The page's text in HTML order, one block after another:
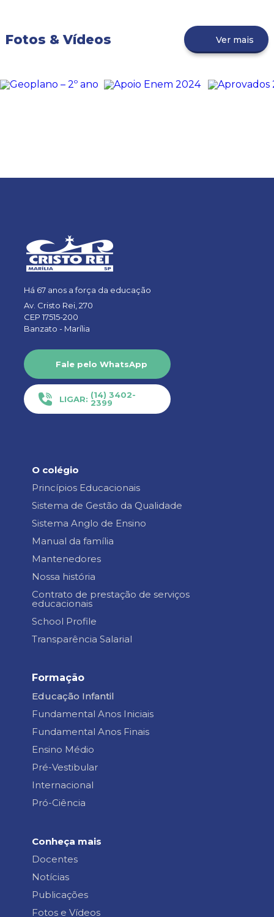
Fotos & Vídeos Ver mais
Há 67 anos a força da educação
Av. Cristo Rei, 270
CEP 17515-200
Banzato - Marília
Fale pelo WhatsApp
LIGAR: (14) 3402-
2399
O colégio
Princípios Educacionais
Sistema de Gestão da Qualidade
Sistema Anglo de Ensino
Manual da família
Mantenedores
Nossa história
Contrato de prestação de serviços
educacionais
School Profile
Transparência Salarial
Formação
Educação Infantil
Fundamental Anos Iniciais
Fundamental Anos Finais
Ensino Médio
Pré-Vestibular
Internacional
Pró-Ciência
Conheça mais
Docentes
Notícias
Publicações
Fotos e Vídeos